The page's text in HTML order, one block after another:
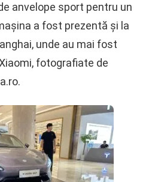
anvelope sport pentru un
a fost prezentă și la
unde au mai fost
fotografiate de